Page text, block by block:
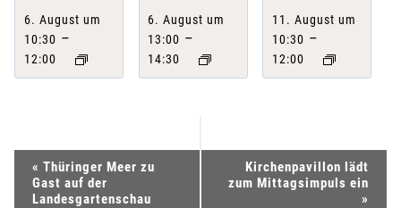
6. August um
10:30 –
12:00
6. August um
13:00 –
14:30
11. August um
10:30 –
12:00
« Thüringer Meer zu
Gast auf der
Landesgartenschau
Kirchenpavillon lädt
zum Mittagsimpuls ein
»